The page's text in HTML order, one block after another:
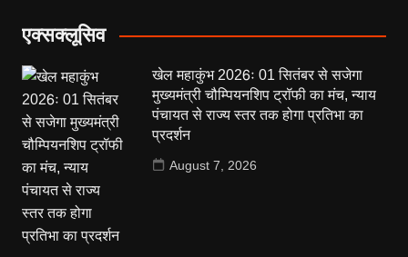
एक्सक्लूसिव
खेल महाकुंभ 2026ः 01 सितंबर से सजेगा
मुख्यमंत्री चौम्पियनशिप ट्रॉफी का मंच, न्याय
पंचायत से राज्य स्तर तक होगा प्रतिभा का
प्रदर्शन
August 7, 2026